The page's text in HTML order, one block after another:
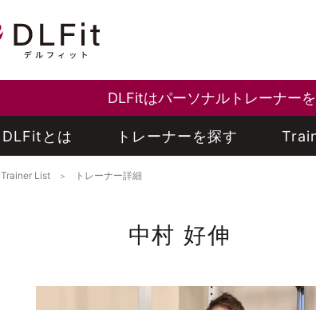
DLFitはパーソナルトレーナー
DLFitとは トレーナーを探す
Trainer List トレーナー詳細
中村 好伸